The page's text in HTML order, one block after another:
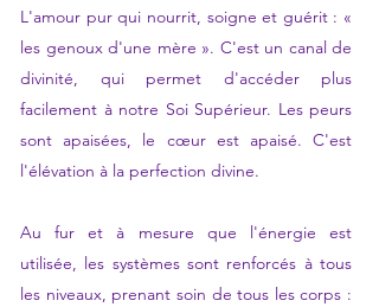
L'amour pur qui nourrit, soigne et guérit : «
les genoux d'une mère ». C'est un canal de
divinité, qui permet d'accéder plus
facilement à notre Soi Supérieur. Les peurs
sont apaisées, le cœur est apaisé. C'est
l'élévation à la perfection divine.
Au fur et à mesure que l'énergie est
utilisée, les systèmes sont renforcés à tous
les niveaux, prenant soin de tous les corps :